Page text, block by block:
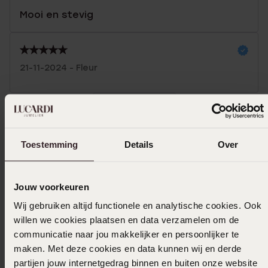
Toestemming Details Over
Jouw voorkeuren
Wij gebruiken altijd functionele en analytische cookies. Ook
willen we cookies plaatsen en data verzamelen om de
communicatie naar jou makkelijker en persoonlijker te
maken. Met deze cookies en data kunnen wij en derde
partijen jouw internetgedrag binnen en buiten onze website
Mooi en stevig
21-11-2024 - Fleur
Ook leuk voor jou